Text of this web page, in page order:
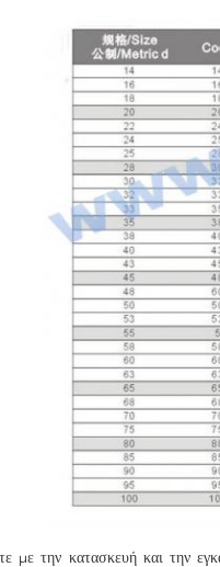
με την κατασκευή και την